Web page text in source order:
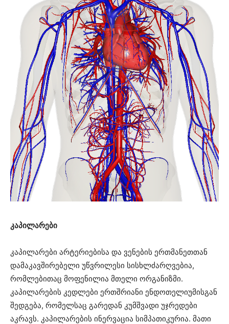
კაპილარები
კაპილარები არტერიებისა და ვენების ერთმანეთთან
დამაკავშირებელი უწვრილესი სისხლძარღვებია,
რომლებითაც მოფენილია მთელი ორგანიზმი.
კაპილარების კედლები ერთშრიანი ენდოთელიუმისგან
შედგება, რომელსაც გარედან კუმშვადი უჯრედები
აკრავს. კაპილარების ინერვაცია სიმპათიკურია. მათი